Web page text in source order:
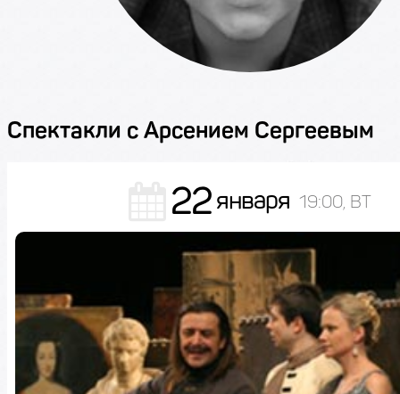
Спектакли с Арсением Сергеевым
22января 19:00, ВТ